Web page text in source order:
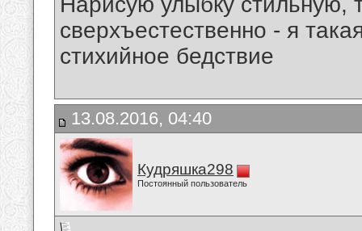
сверхъестественно - я
стихийное бедствие
13.08.2016, 04:40
Кудряшка298
Постоянный пользователь